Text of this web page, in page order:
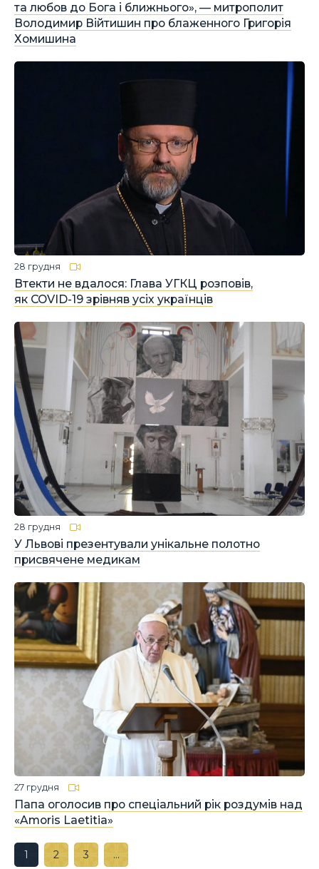
та любов до Бога і ближнього», — митрополит
Володимир Війтишин про блаженного Григорія
Хомишина
Втекти не вдалося: Глава УГКЦ розповів,
як COVID-19 зрівняв усіх українців
28 грудня
У Львові презентували унікальне полотно
присвячене медикам
28 грудня
Папа оголосив про спеціальний рік роздумів над
«Amoris Laetitia»
27 грудня
1 2 3 …